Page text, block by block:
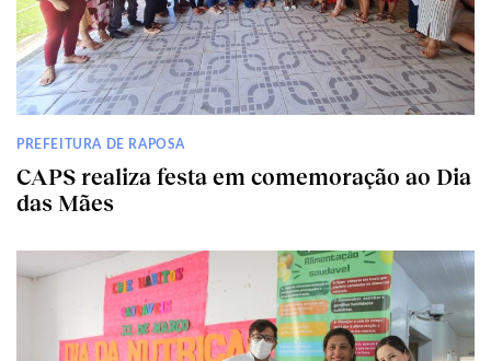
PREFEITURA DE RAPOSA
CAPS realiza festa em comemoração ao Dia
das Mães